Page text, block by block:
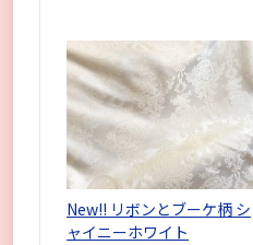
New!! リボンとブーケ柄 シ
ャイニーホワイト